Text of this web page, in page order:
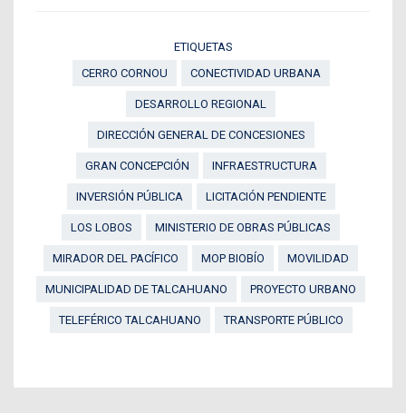
ETIQUETAS
CERRO CORNOU
CONECTIVIDAD URBANA
DESARROLLO REGIONAL
DIRECCIÓN GENERAL DE CONCESIONES
GRAN CONCEPCIÓN INFRAESTRUCTURA
INVERSIÓN PÚBLICA LICITACIÓN PENDIENTE
LOS LOBOS MINISTERIO DE OBRAS PÚBLICAS
MIRADOR DEL PACÍFICO MOP BIOBÍO MOVILIDAD
MUNICIPALIDAD DE TALCAHUANO PROYECTO URBANO
TELEFÉRICO TALCAHUANO TRANSPORTE PÚBLICO